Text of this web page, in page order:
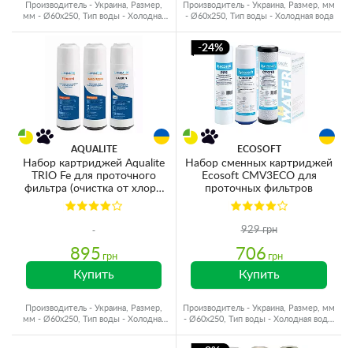
Производитель - Украина, Размер,
мм - Ø60x250, Тип воды - Холодная
Производитель - Украина, Размер, мм
- Ø60x250, Тип воды - Холодная вода
AQUALITE
Набор картриджей Aqualite
TRIO Fe для проточного
фильтра (очистка от хлора,
органики, железа и
смягчение)
895 грн
Купить
Производитель - Украина, Размер,
мм - Ø60x250, Тип воды - Холодная
-24%
ECOSOFT
Набор сменных картриджей
Ecosoft CMV3ECO для
проточных фильтров
929 грн
706 грн
Купить
Производитель - Украина, Размер, мм
- Ø60x250, Тип воды - Холодная вода,